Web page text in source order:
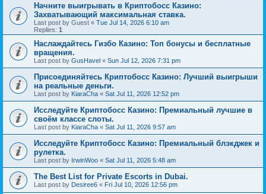
Начните выигрывать в Криптобосс Казино:
Захватывающий максимальная ставка.
Last post by Guest « Tue Jul 14, 2026 6:10 am
Replies: 1
Наслаждайтесь Гизбо Казино: Топ бонусы и бесплатные
вращения.
Last post by GusHavel « Sun Jul 12, 2026 7:31 pm
Присоединяйтесь Криптобосс Казино: Лучший выигрыши
на реальные деньги.
Last post by KiaraCha « Sat Jul 11, 2026 12:52 pm
Исследуйте Криптобосс Казино: Премиальный лучшие в
своём классе слоты.
Last post by KiaraCha « Sat Jul 11, 2026 9:57 am
Исследуйте Криптобосс Казино: Премиальный блэкджек и
рулетка.
Last post by IrwinWoo « Sat Jul 11, 2026 5:48 am
The Best List for Private Escorts in Dubai.
Last post by Desiree6 « Fri Jul 10, 2026 12:56 pm